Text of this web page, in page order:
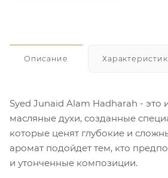
Описание
Syed Junaid Alam Hadharah - это
масляные духи, созданные
которые ценят глубокие и
аромат подойдет тем, кто
и утонченные композиции.